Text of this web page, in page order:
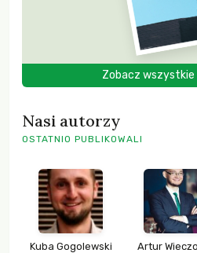
Zobacz
Nasi autorzy
OSTATNIO PUBLIKOWALI
Kuba Gogolewski Artur